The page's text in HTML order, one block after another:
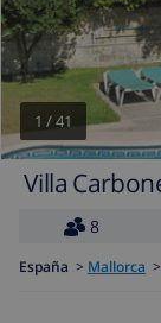
1 /41
Villa
8
España > Mallorca >